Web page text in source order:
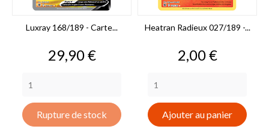
Luxray 168/189 - Carte...
Prix
29,90 €
Rupture de stock
Heatran Radieux 027/189 -...
Prix
2,00 €
Ajouter au panier